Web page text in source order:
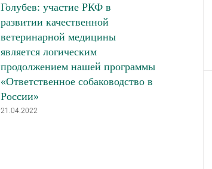
Голубев: участие РКФ в
развитии качественной
ветеринарной медицины
является логическим
продолжением нашей программы
«Ответственное собаководство в
России»
21.04.2022